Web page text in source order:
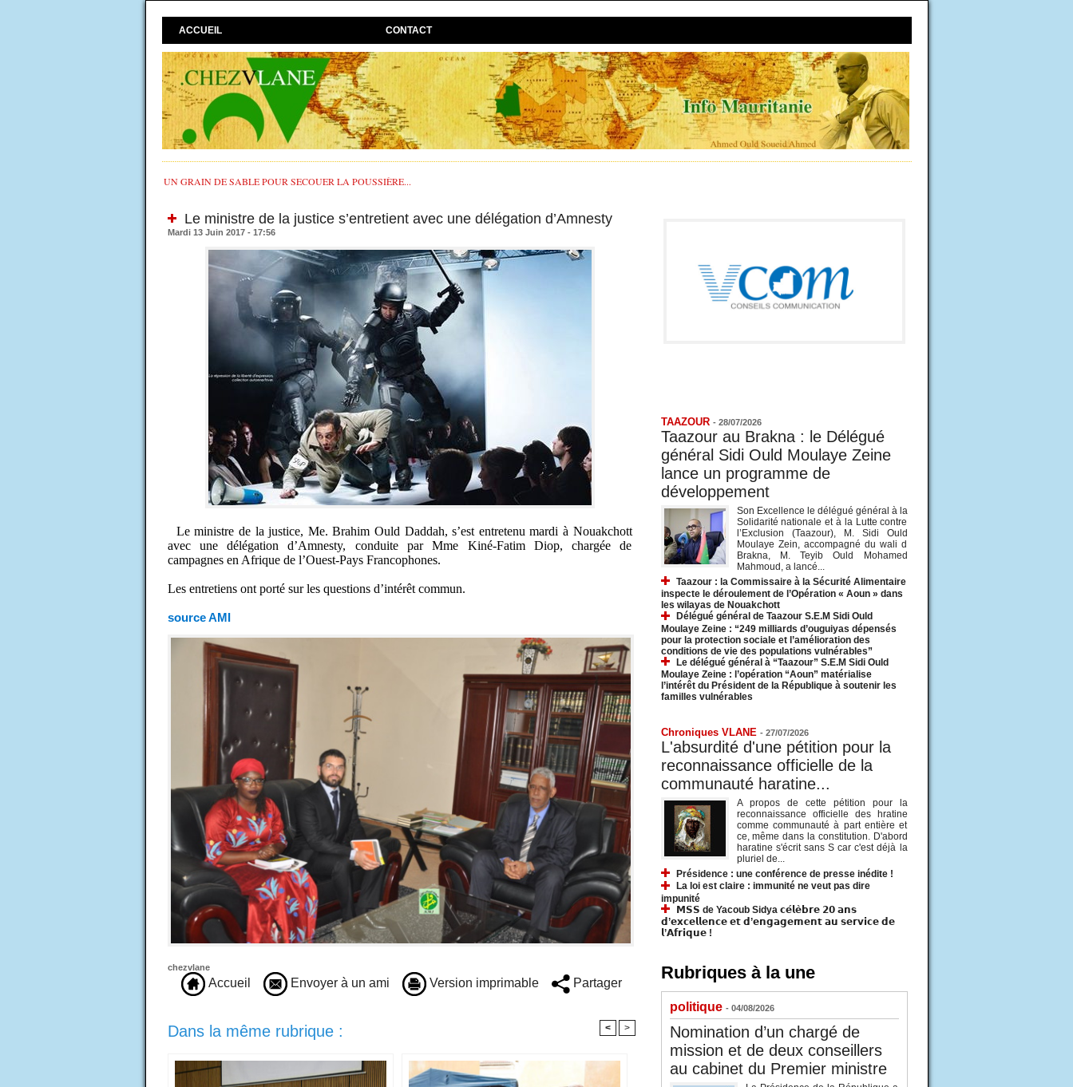
ACCUEIL CONTACT
UN GRAIN DE SABLE POUR SECOUER LA POUSSIÈRE...
Le ministre de la justice s’entretient avec une délégation d’Amnesty
Mardi 13 Juin 2017 - 17:56
Le ministre de la justice, Me. Brahim Ould Daddah, s’est entretenu mardi à Nouakchott
avec une délégation d’Amnesty, conduite par Mme Kiné-Fatim Diop, chargée de
campagnes en Afrique de l’Ouest-Pays Francophones.
Les entretiens ont porté sur les questions d’intérêt commun.
source AMI
chezvlane
Accueil Envoyer à un ami Version imprimable Partager
Dans la même rubrique : < >
TAAZOUR - 28/07/2026
Taazour au Brakna : le Délégué
général Sidi Ould Moulaye Zeine
lance un programme de
développement
Son Excellence le délégué général à la
Solidarité nationale et à la Lutte contre
l’Exclusion (Taazour), M. Sidi Ould
Moulaye Zein, accompagné du wali d
Brakna, M. Teyib Ould Mohamed
Mahmoud, a lancé...
Taazour : la Commissaire à la Sécurité Alimentaire
inspecte le déroulement de l’Opération « Aoun » dans
les wilayas de Nouakchott
Délégué général de Taazour S.E.M Sidi Ould
Moulaye Zeine : “249 milliards d’ouguiyas dépensés
pour la protection sociale et l’amélioration des
conditions de vie des populations vulnérables”
Le délégué général à “Taazour” S.E.M Sidi Ould
Moulaye Zeine : l’opération “Aoun” matérialise
l’intérêt du Président de la République à soutenir les
familles vulnérables
Chroniques VLANE - 27/07/2026
L'absurdité d'une pétition pour la
reconnaissance officielle de la
communauté haratine...
A propos de cette pétition pour la
reconnaissance officielle des hratine
comme communauté à part entière et
ce, même dans la constitution. D'abord
haratine s'écrit sans S car c'est déjà la
pluriel de...
Présidence : une conférence de presse inédite !
La loi est claire : immunité ne veut pas dire
impunité
𝗠𝗦𝗦 de Yacoub Sidya 𝗰𝗲́𝗹𝗲̀𝗯𝗿𝗲 𝟮𝟬 𝗮𝗻𝘀
𝗱’𝗲𝘅𝗰𝗲𝗹𝗹𝗲𝗻𝗰𝗲 𝗲𝘁 𝗱’𝗲𝗻𝗴𝗮𝗴𝗲𝗺𝗲𝗻𝘁 𝗮𝘂 𝘀𝗲𝗿𝘃𝗶𝗰𝗲 𝗱𝗲
𝗹’𝗔𝗳𝗿𝗶𝗾𝘂𝗲 !
Rubriques à la une
politique - 04/08/2026
Nomination d’un chargé de
mission et de deux conseillers
au cabinet du Premier ministre